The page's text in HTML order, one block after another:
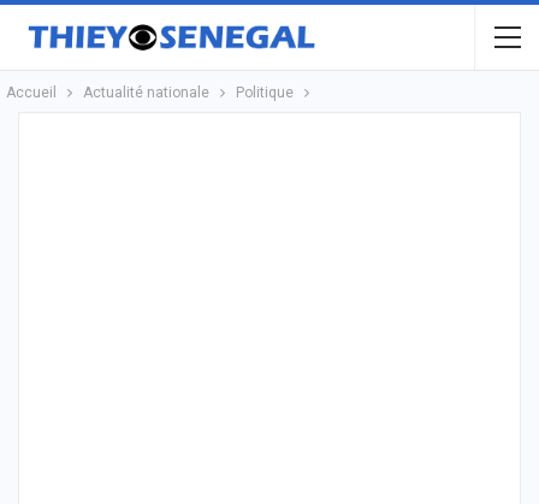
Accueil Actualité nationale Politique